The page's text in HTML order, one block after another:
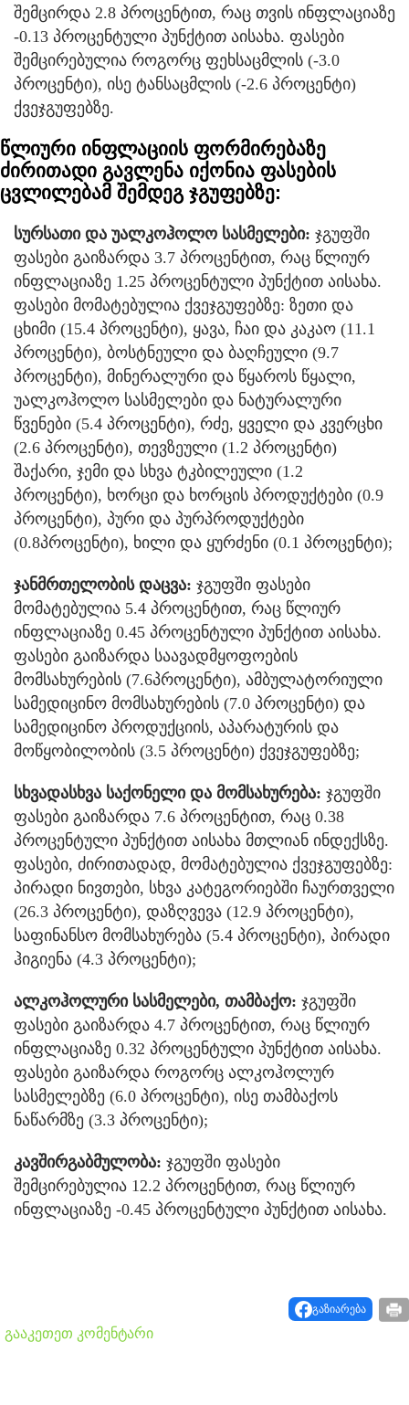
შემცირდა 2.8 პროცენტით, რაც თვის ინფლაციაზე
-0.13 პროცენტული პუნქტით აისახა. ფასები
შემცირებულია როგორც ფეხსაცმლის (-3.0
პროცენტი), ისე ტანსაცმლის (-2.6 პროცენტი)
ქვეჯგუფებზე.
წლიური ინფლაციის ფორმირებაზე
ძირითადი გავლენა იქონია ფასების
ცვლილებამ შემდეგ ჯგუფებზე:
სურსათი და უალკოჰოლო სასმელები: ჯგუფში
ფასები გაიზარდა 3.7 პროცენტით, რაც წლიურ
ინფლაციაზე 1.25 პროცენტული პუნქტით აისახა.
ფასები მომატებულია ქვეჯგუფებზე: ზეთი და
ცხიმი (15.4 პროცენტი), ყავა, ჩაი და კაკაო (11.1
პროცენტი), ბოსტნეული და ბაღჩეული (9.7
პროცენტი), მინერალური და წყაროს წყალი,
უალკოჰოლო სასმელები და ნატურალური
წვენები (5.4 პროცენტი), რძე, ყველი და კვერცხი
(2.6 პროცენტი), თევზეული (1.2 პროცენტი)
შაქარი, ჯემი და სხვა ტკბილეული (1.2
პროცენტი), ხორცი და ხორცის პროდუქტები (0.9
პროცენტი), პური და პურპროდუქტები
(0.8პროცენტი), ხილი და ყურძენი (0.1 პროცენტი);
ჯანმრთელობის დაცვა: ჯგუფში ფასები
მომატებულია 5.4 პროცენტით, რაც წლიურ
ინფლაციაზე 0.45 პროცენტული პუნქტით აისახა.
ფასები გაიზარდა საავადმყოფოების
მომსახურების (7.6პროცენტი), ამბულატორიული
სამედიცინო მომსახურების (7.0 პროცენტი) და
სამედიცინო პროდუქციის, აპარატურის და
მოწყობილობის (3.5 პროცენტი) ქვეჯგუფებზე;
სხვადასხვა საქონელი და მომსახურება: ჯგუფში
ფასები გაიზარდა 7.6 პროცენტით, რაც 0.38
პროცენტული პუნქტით აისახა მთლიან ინდექსზე.
ფასები, ძირითადად, მომატებულია ქვეჯგუფებზე:
პირადი ნივთები, სხვა კატეგორიებში ჩაურთველი
(26.3 პროცენტი), დაზღვევა (12.9 პროცენტი),
საფინანსო მომსახურება (5.4 პროცენტი), პირადი
ჰიგიენა (4.3 პროცენტი);
ალკოჰოლური სასმელები, თამბაქო: ჯგუფში
ფასები გაიზარდა 4.7 პროცენტით, რაც წლიურ
ინფლაციაზე 0.32 პროცენტული პუნქტით აისახა.
ფასები გაიზარდა როგორც ალკოჰოლურ
სასმელებზე (6.0 პროცენტი), ისე თამბაქოს
ნაწარმზე (3.3 პროცენტი);
კავშირგაბმულობა: ჯგუფში ფასები
შემცირებულია 12.2 პროცენტით, რაც წლიურ
ინფლაციაზე -0.45 პროცენტული პუნქტით აისახა.
გაზიარება
გააკეთეთ კომენტარი